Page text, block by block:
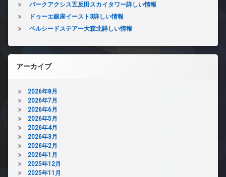
パークアクシス五反田スカイタワー詳しい情報
ドゥーエ銀座イースト3詳しい情報
ベルシードステアー大森北詳しい情報
アーカイブ
2026年8月
2026年7月
2026年6月
2026年5月
2026年4月
2026年3月
2026年2月
2026年1月
2025年12月
2025年11月